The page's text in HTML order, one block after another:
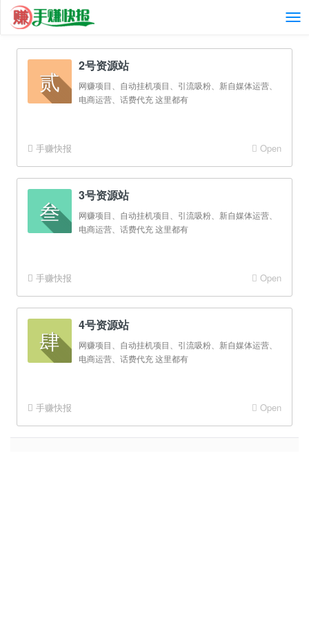
贰
2号资源站
网赚项目、自动挂机项目、引流吸粉、新自媒体运营、
电商运营、话费代充 这里都有
手赚快报 Open
叁
3号资源站
网赚项目、自动挂机项目、引流吸粉、新自媒体运营、
电商运营、话费代充 这里都有
手赚快报 Open
肆
4号资源站
网赚项目、自动挂机项目、引流吸粉、新自媒体运营、
电商运营、话费代充 这里都有
手赚快报 Open